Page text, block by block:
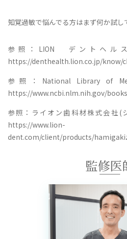
知覚過敏で悩んでる方はまず何か試し
参照：LION デントヘ
https://denthealth.lion.co.jp/know/
参照：National Library of
https://www.ncbi.nlm.nih.gov/
参照：ライオン歯科材株式会社
https://www.lion-
dent.com/client/products/
監修医